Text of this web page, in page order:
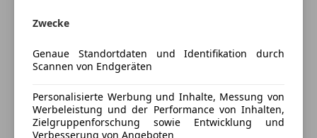
Tempomat
Unterhaltung/Media
Bluetooth
Freisprecheinrichtung
Radio
Tempomat, LED-Tagfahrlicht,
Klimaanlage, Windschutzscheibe beheizbar,
Bluetooth-Freisprecheinrichtung,
Servolenkung,
Mehr anzeigen
Zwecke
Genaue Standortdaten und Identifikation durch
Scannen von Endgeräten
Personalisierte Werbung und Inhalte, Messung von
Werbeleistung und der Performance von Inhalten,
Zielgruppenforschung sowie Entwicklung und
Verbesserung von Angeboten